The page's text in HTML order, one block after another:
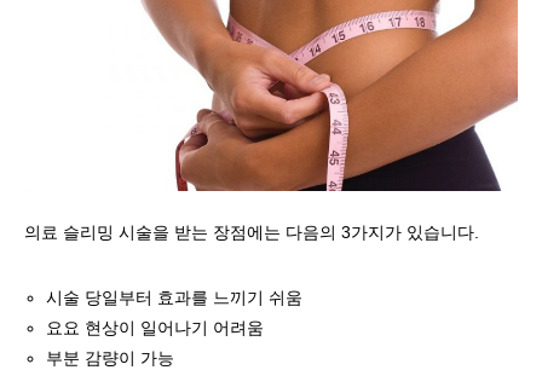
의료 슬리밍 시술을 받는 장점에는 다음의 3가지가 있습니다.
시술 당일부터 효과를 느끼기 쉬움
요요 현상이 일어나기 어려움
부분 감량이 가능